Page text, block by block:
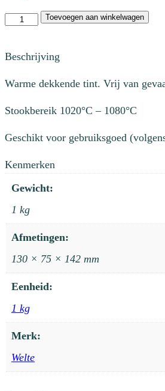
KGG
Korallenglanz
Toevoegen aan winkelwagen
Beschrijving
Warme dekkende tint. Vrij van
Stookbereik 1020°C – 1080°C
Geschikt voor gebruiksgoed
Kenmerken
Gewicht:
1 kg
Afmetingen:
130 × 75 × 142 mm
Eenheid:
1 kg
Merk:
Welte